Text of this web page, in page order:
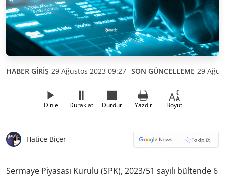
HABER GİRİŞ 29 Ağustos 2023 09:27 SON GÜNCELLEME 29
Dinle Duraklat Durdur Yazdır Boyut
Hatice Biçer
Sermaye Piyasası Kurulu (SPK), 2023/51 sayılı bültende 6